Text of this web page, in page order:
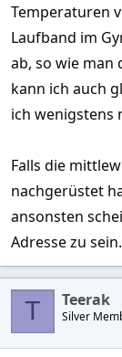
Temperaturen
Laufband im
ab, so wie man
kann ich auch
ich wenigstens
Falls die
nachgerüstet
ansonsten
Adresse zu sein.
T Teerak
Silver